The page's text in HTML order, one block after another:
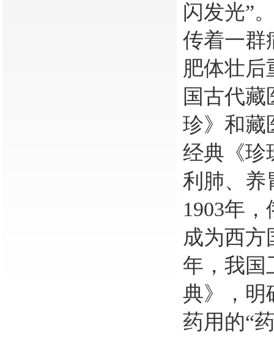
闪发光”
传着一群
肥体壮后
国古代
珍》和藏
经典《珍
利肺、养
1903年，
成为西方
年，我国
典》，明
药用的“